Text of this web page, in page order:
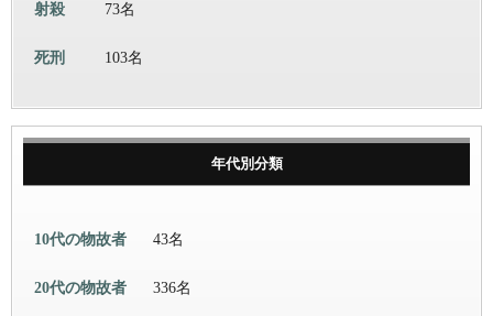
射殺 73名
死刑 103名
年代別分類
10代の物故者 43名
20代の物故者 336名